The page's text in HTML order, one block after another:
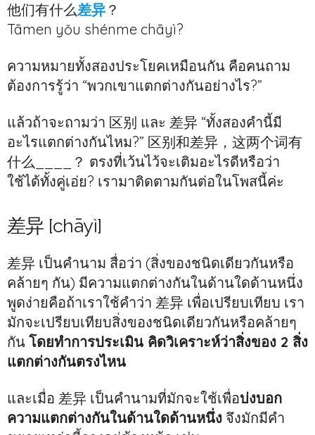
他们有什么差异 ？
Tāmen yǒu shénme chāyì?
ความหมายทั้งสองประโยคเหมือนกัน คือคนถาม
ต้องการรู้ว่า “พวกเขาแตกต่างกันอย่างไร?”
แล้วถ้าจะถามว่า 区别 และ 差异 “ทั้งสองคำนี้มี
อะไรแตกต่างกันไหม?” 区别和差异，这两个词有
什么____？ ตรงที่เว้นไว้จะเติมอะไรดีหรือว่า
ใช้ได้ทั้งคู่เอ่ย? เรามาติดตามกันต่อในโพสนี้ค่ะ
差异 [chāyì]
差异 เป็นคำนาม สื่อว่า (สิ่งของชนิดเดียวกันหรือ
คล้ายๆ กัน) มีความแตกต่างกันในด้านใดด้านหนึ่ง
พูดง่ายคือถ้าเราใช้คำว่า 差异 เพื่อเปรียบเทียบ เรา
มักจะเปรียบเทียบสิ่งของชนิดเดียวกันหรือคล้ายๆ
กัน โดยทำการประเมิน คิดวิเคราะห์ว่าสิ่งของ 2 สิ่ง
แตกต่างกันตรงไหน
และเมื่อ 差异 เป็นคำนามที่มักจะใช้เพื่อบ่งบอก
ความแตกต่างกันในด้านใดด้านหนึ่ง จึงมักมีคำ